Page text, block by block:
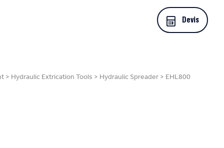
Devis
> Hydraulic Extrication Tools > Hydraulic Spreader> EHL800